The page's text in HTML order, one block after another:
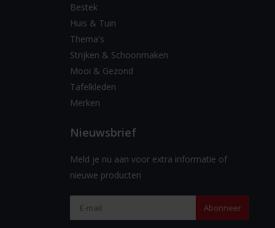
Bestek
Huis & Tuin
Thema's
Strijken & Schoonmaken
Mooi & Gezond
Tafelkleden
Merken
Nieuwsbrief
Meld je nu aan voor extra informatie of
nieuwe producten
Abonneer